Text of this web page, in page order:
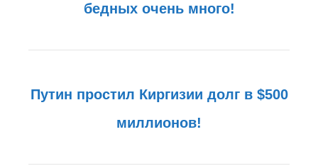
бедных очень много!
Путин простил Киргизии долг в $500
миллионов!